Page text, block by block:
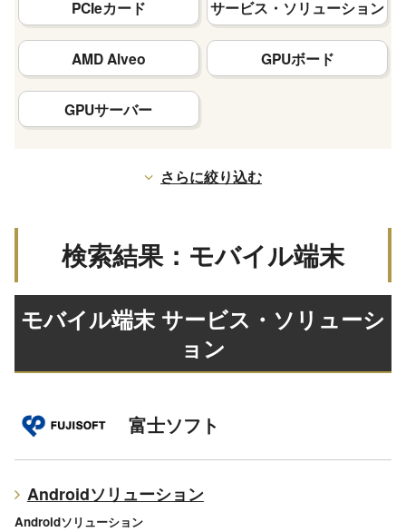
PCIeカード サービス・ソリューション
AMD Alveo GPUボード
GPUサーバー
さらに絞り込む
検索結果：モバイル端末
モバイル端末 サービス・ソリューシ
ョン
富士ソフト
Androidソリューション
Androidソリューション